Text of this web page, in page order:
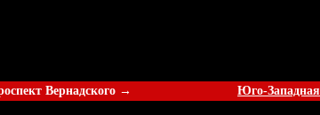
Вернадского → Юго-Западная